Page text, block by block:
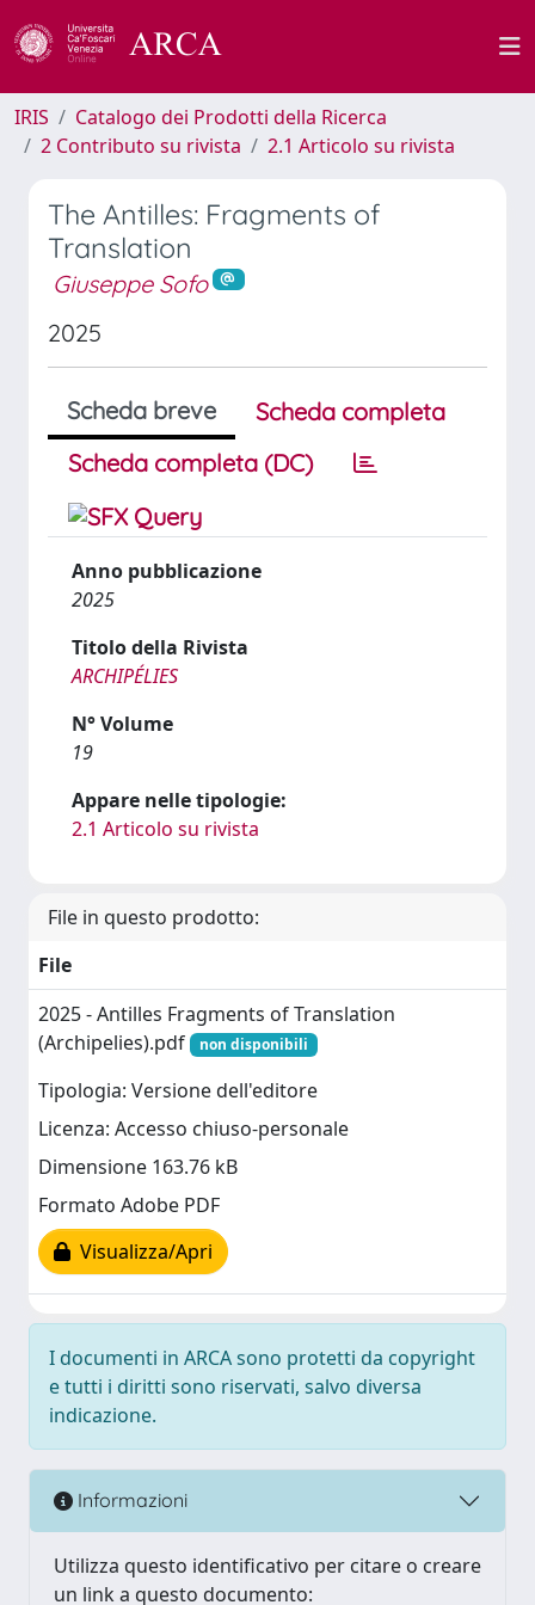
IRIS
Catalogo dei Prodotti della Ricerca
2 Contributo su rivista
2.1 Articolo su rivista
The Antilles: Fragments of
Translation
Giuseppe Sofo
2025
Scheda breve
Scheda completa
Scheda completa (DC)
Anno pubblicazione
2025
Titolo della Rivista
ARCHIPÉLIES
N° Volume
19
Appare nelle tipologie:
2.1 Articolo su rivista
File in questo prodotto:
File
2025 - Antilles Fragments of Translation
(Archipelies).pdf
non disponibili
Tipologia: Versione dell'editore
Licenza: Accesso chiuso-personale
Dimensione 163.76 kB
Formato Adobe PDF
Visualizza/Apri
I documenti in ARCA sono protetti da copyright
e tutti i diritti sono riservati, salvo diversa
indicazione.
Informazioni
Utilizza questo identificativo per citare o creare
un link a questo documento: